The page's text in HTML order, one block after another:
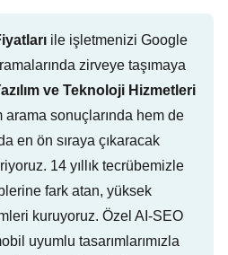
ile işletmenizi Google
zirveye taşımaya
ve Teknoloji Hizmetleri
arama sonuçlarında hem de
en ön sıraya çıkaracak
14 yıllık tecrübemizle
fark atan, yüksek
kuruyoruz. Özel AI-SEO
uyumlu tasarımlarımızla